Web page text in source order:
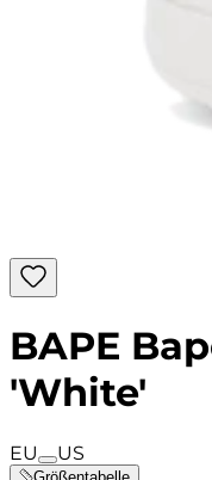
BAPE
'White'
EU US